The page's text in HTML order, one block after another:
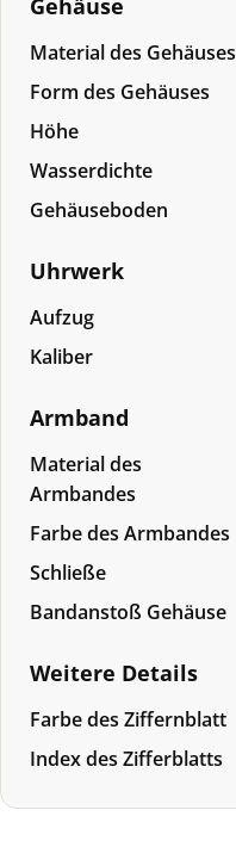
Gehäuse
Material des Gehäuses
Form des Gehäuses
Höhe
Wasserdichte
Gehäuseboden
Uhrwerk
Aufzug
Kaliber
Armband
Material des
Armbandes
Farbe des Armbandes
Schließe
Bandanstoß Gehäuse
Weitere Details
Farbe des Ziffernblatt
Index des Zifferblatts